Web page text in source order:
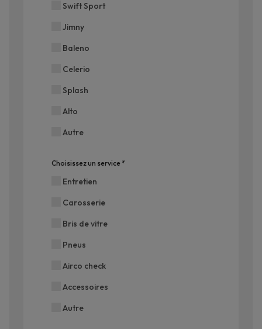
Swift Sport
Jimny
Baleno
Celerio
Splash
Alto
Autre
Choisissez un service *
Entretien
Carosserie
Bris de vitre
Pneus
Airco check
Accessoires
Autre